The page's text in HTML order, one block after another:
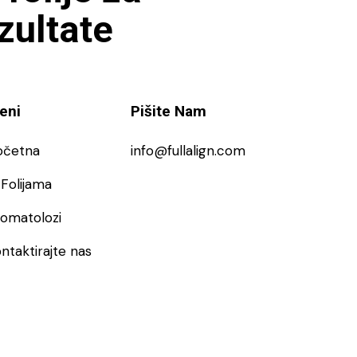
nas
Pišite Nam
info@fullalign.com